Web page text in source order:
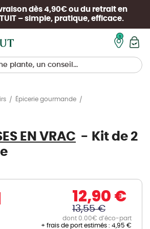
dès 4,90€ ou du retrait en
– simple, pratique, efficace.
Épicerie gourmande
EN VRAC
Kit de 2
12,90 €
13,55 €
dont 0.00€ d’éco-part
+ frais de port estimés : 4,95 €